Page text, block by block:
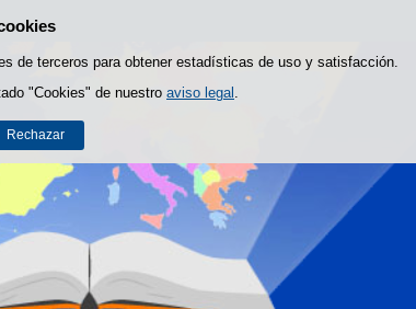
de terceros para obtener estadísticas de uso y satisfacción.
"Cookies" de nuestro aviso legal
Rechazar
al contenido